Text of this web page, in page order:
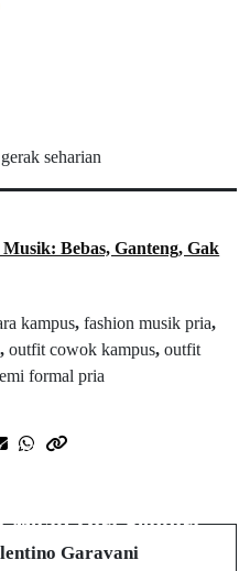
seharian
Bebas, Ganteng, Gak
kampus, fashion musik pria,
, outfit cowok kampus, outfit
formal pria
Post
Tetap Diri Sendiri
Garavani